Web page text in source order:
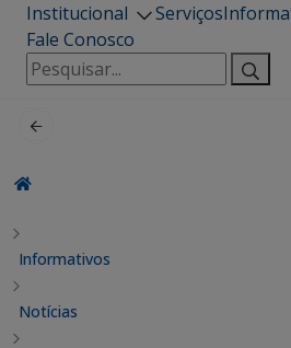
Institucional Serviços
Fale Conosco
Pesquisar
por:
Informativos
Notícias